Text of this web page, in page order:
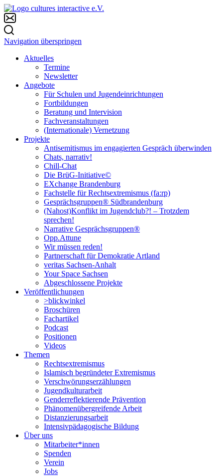
Navigation überspringen
Aktuelles
Termine
Newsletter
Angebote
Für Schulen und Jugendeinrichtungen
Fortbildungen
Beratung und Intervision
Fachveranstaltungen
(Internationale) Vernetzung
Projekte
Antisemitismus im engagierten Gespräch überwinden
Chats, narrativ!
Chill-Chat
Die BrüG-Initiative©
EXchange Brandenburg
Fachstelle für Rechtsextremismus (fa:rp)
Gesprächsgruppen® Südbrandenburg
(Nahost)Konflikt im Jugendclub?! – Trotzdem
sprechen!
Narrative Gesprächsgruppen®
Opp.Attune
Wir müssen reden!
Partnerschaft für Demokratie Artland
veritas Sachsen-Anhalt
Your Space Sachsen
Abgeschlossene Projekte
Veröffentlichungen
>blickwinkel
Broschüren
Fachartikel
Podcast
Positionen
Videos
Themen
Rechtsextremismus
Islamisch begründeter Extremismus
Verschwörungs­erzählungen
Jugendkulturarbeit
Genderreflektierende Prävention
Phänomenüber­greifende Arbeit
Distanzierungsarbeit
Intensivpädagogische Bildung
Über uns
Mitarbeiter*innen
Spenden
Verein
Jobs